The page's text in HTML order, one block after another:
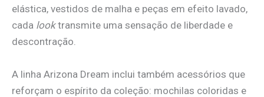
elástica, vestidos de malha e peças em efeito lavado,
cada looktransmite uma sensação de liberdade e
descontração.
A linha Arizona Dream inclui também acessórios que
reforçam o espírito da coleção: mochilas coloridas e